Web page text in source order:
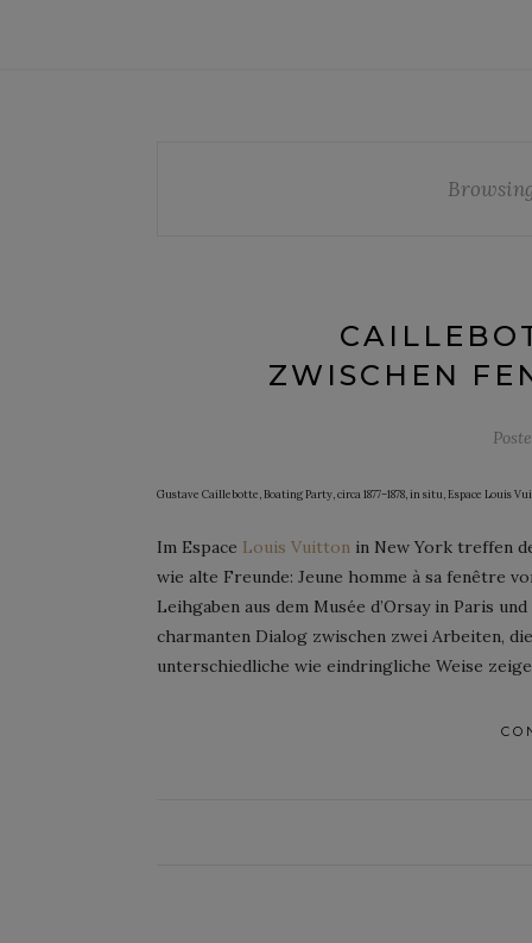
ZWISCHEN
Gustave Caillebotte, Boating Party, circa 1877–1878, in situ, Espace Louis
Im Espace Louis Vuitton in New York treffen
wie alte Freunde: Jeune homme à sa fenêtre
Leihgaben aus dem Musée d’Orsay in Paris
charmanten Dialog zwischen zwei Arbeiten,
unterschiedliche wie eindringliche Weise